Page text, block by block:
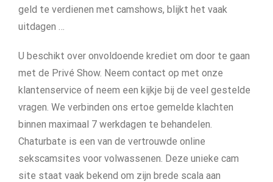
geld te verdienen met camshows, blijkt het vaak
uitdagen …
U beschikt over onvoldoende krediet om door te gaan
met de Privé Show. Neem contact op met onze
klantenservice of neem een kijkje bij de veel gestelde
vragen. We verbinden ons ertoe gemelde klachten
binnen maximaal 7 werkdagen te behandelen.
Chaturbate is een van de vertrouwde online
sekscamsites voor volwassenen. Deze unieke cam
site staat vaak bekend om zijn brede scala aan